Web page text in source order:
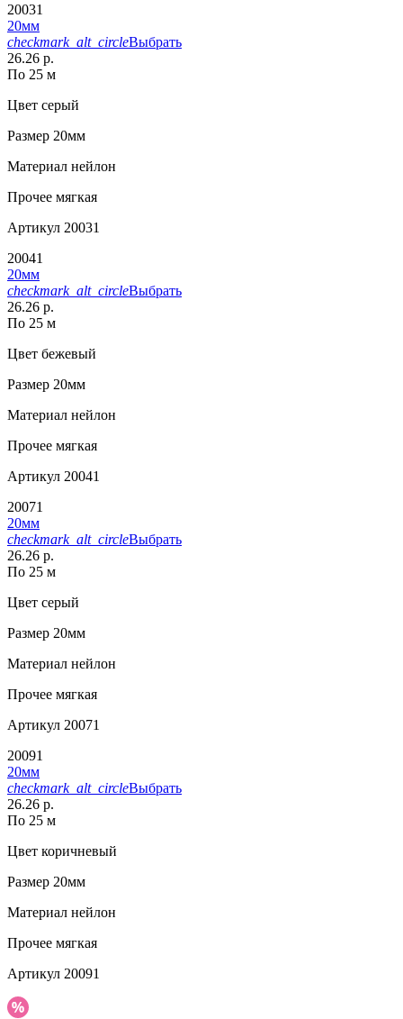
20031
20мм
checkmark_alt_circleВыбрать
26.26 р.
По 25 м
Цвет серый
Размер 20мм
Материал нейлон
Прочее мягкая
Артикул 20031
20041
20мм
checkmark_alt_circleВыбрать
26.26 р.
По 25 м
Цвет бежевый
Размер 20мм
Материал нейлон
Прочее мягкая
Артикул 20041
20071
20мм
checkmark_alt_circleВыбрать
26.26 р.
По 25 м
Цвет серый
Размер 20мм
Материал нейлон
Прочее мягкая
Артикул 20071
20091
20мм
checkmark_alt_circleВыбрать
26.26 р.
По 25 м
Цвет коричневый
Размер 20мм
Материал нейлон
Прочее мягкая
Артикул 20091